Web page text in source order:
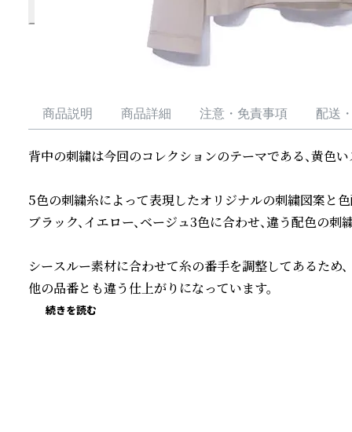
商品説明 商品詳細 注意・免責事項 配送
背中の刺繍は今回のコレクションのテーマである、黄色い
5色の刺繍糸によって表現したオリジナルの刺繍図案と色
ブラック、イエロー、ベージュ3色に合わせ、違う配色の刺
シースルー素材に合わせて糸の番手を調整してあるため、
他の品番とも違う仕上がりになっています。
続きを読む